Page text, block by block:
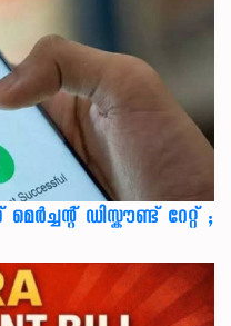
ഡിസ്കൗണ്ട് റേറ്റ് ;